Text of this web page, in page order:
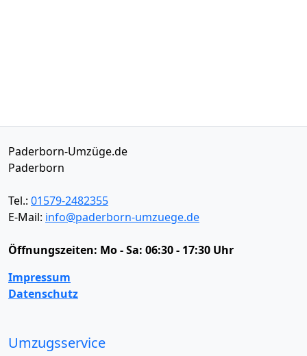
Paderborn-Umzüge.de
Paderborn
Tel.: 01579-2482355
E-Mail: info@paderborn-umzuege.de
Öffnungszeiten: Mo - Sa: 06:30 - 17:30 Uhr
Impressum
Datenschutz
Umzugsservice